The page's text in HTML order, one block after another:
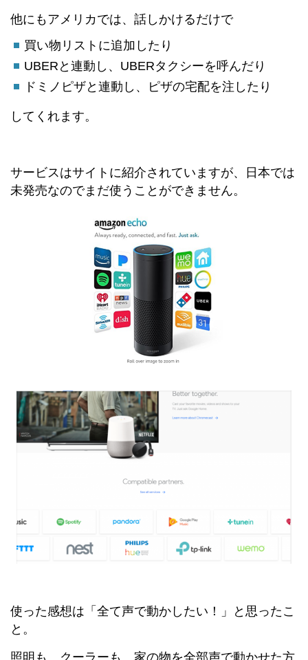
他にもアメリカでは、話しかけるだけで
買い物リストに追加したり
UBERと連動し、UBERタクシーを呼んだり
ドミノピザと連動し、ピザの宅配を注したり
してくれます。
サービスはサイトに紹介されていますが、日本では
未発売なのでまだ使うことができません。
使った感想は「全て声で動かしたい！」と思ったこ
と。